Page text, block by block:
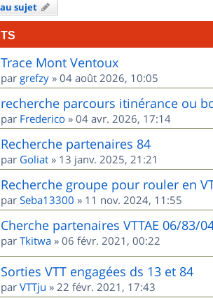
sujet
Trace Mont Ventoux
par grefzy » 04 août 2026, 10:05
recherche parcours itinérance ou
par Frederico » 04 avr. 2026, 17:14
Recherche partenaires 84
par Goliat » 13 janv. 2025, 21:21
Recherche groupe pour rouler en
par Seba13300 » 11 nov. 2024, 11:55
Cherche partenaires VTTAE 06/83/
par Tkitwa » 06 févr. 2021, 00:22
Sorties VTT engagées ds 13 et 84
par VTTju » 22 févr. 2021, 17:43